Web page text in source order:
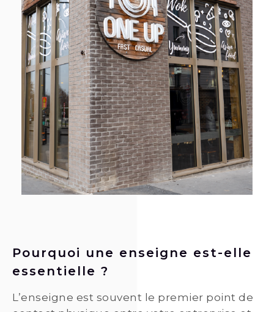
Pourquoi une enseigne est-elle
essentielle ?
L’enseigne est souvent le premier point de